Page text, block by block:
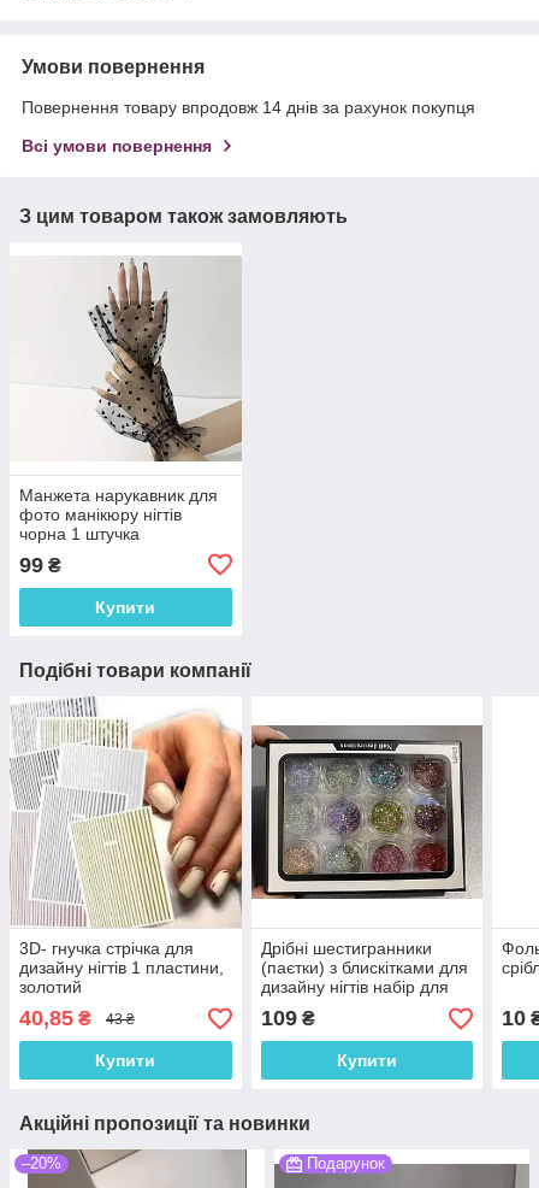
Умови повернення
Повернення товару впродовж 14 днів за рахунок покупця
Всі умови повернення
З цим товаром також замовляють
Манжета нарукавник для
фото манікюру нігтів
чорна 1 штучка
99 ₴
Купити
Подібні товари компанії
3D- гнучка стрічка для
дизайну нігтів 1 пластини,
золотий
40,85 ₴ 43 ₴
Купити
Дрібні шестигранники
(паєтки) з блискітками для
дизайну нігтів набір для
нігтів 12 шт.
109₴
Купити
10
Акційні пропозиції та новинки
–20% Подарунок